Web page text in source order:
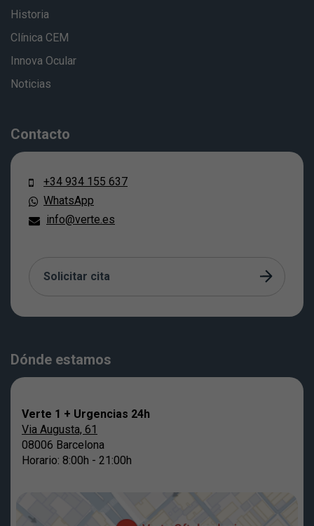
Historia
Clínica CEM
Innova Ocular
Noticias
Contacto
+34 934 155 637
WhatsApp
info@verte.es
Solicitar cita
Dónde estamos
Verte 1 + Urgencias 24h
Via Augusta, 61
08006 Barcelona
Horario: 8:00h - 21:00h